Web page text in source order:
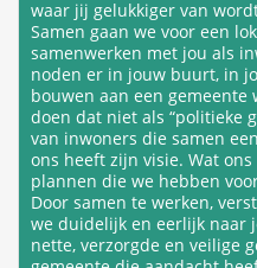
waar jij gelukkiger van
Samen gaan we voor een
samenwerken met jou als
noden er in jouw buurt, in
bouwen aan een
doen dat niet als “politieke
van inwoners die samen
ons heeft zijn visie. Wat
plannen die we hebben
Door samen te werken,
we duidelijk en eerlijk naar
nette, verzorgde en veilige